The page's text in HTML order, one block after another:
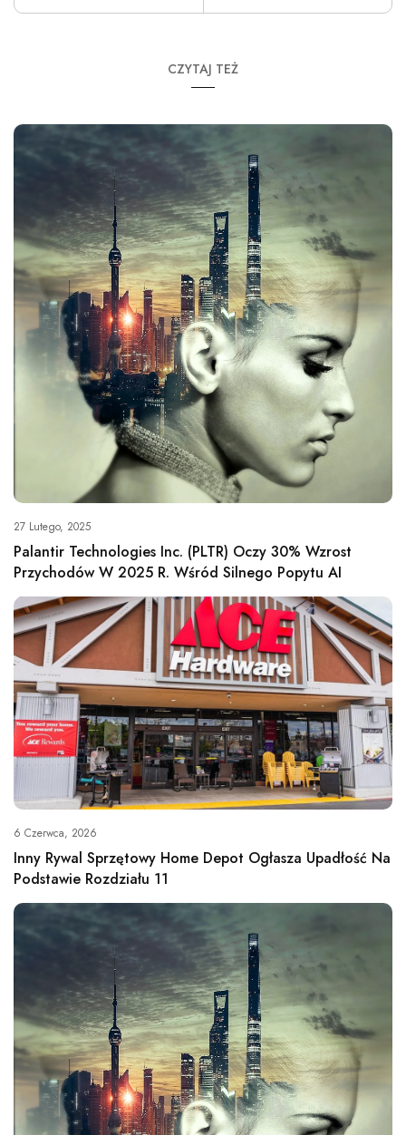
CZYTAJ TEŻ
27 Lutego, 2025
Palantir Technologies Inc. (PLTR) Oczy 30% Wzrost
Przychodów W 2025 R. Wśród Silnego Popytu AI
6 Czerwca, 2026
Inny Rywal Sprzętowy Home Depot Ogłasza Upadłość Na
Podstawie Rozdziału 11